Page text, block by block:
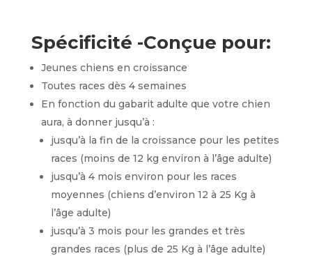
Spécificité -Conçue pour:
Jeunes chiens en croissance
Toutes races dès 4 semaines
En fonction du gabarit adulte que votre chien
aura, à donner jusqu’à :
jusqu’à la fin de la croissance pour les petites
races (moins de 12 kg environ à l’âge adulte)
jusqu’à 4 mois environ pour les races
moyennes (chiens d’environ 12 à 25 Kg à
l’âge adulte)
jusqu’à 3 mois pour les grandes et très
grandes races (plus de 25 Kg à l’âge adulte)